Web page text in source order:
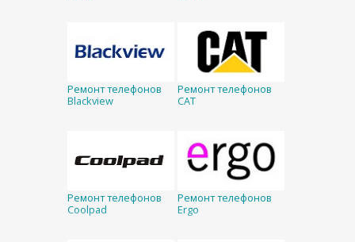
Ремонт телефонов
Blackview
Ремонт телефонов
CAT
Ремонт телефонов
Coolpad
Ремонт телефонов
Ergo